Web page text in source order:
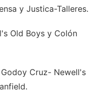
y Justica-Talleres.
Old Boys y Colón
Cruz- Newell's